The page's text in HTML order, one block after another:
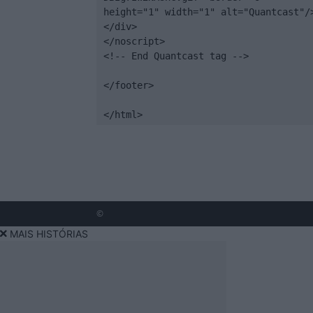
height="1" width="1" alt="Quantcast"/
</div>
</noscript>
<!-- End Quantcast tag -->
</footer>
</html>
©
MAIS HISTÓRIAS